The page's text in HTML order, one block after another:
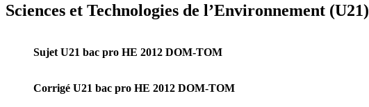
Sciences et Technologies de l’Environnement (U21)
Sujet U21 bac pro HE 2012 DOM-TOM
Corrigé U21 bac pro HE 2012 DOM-TOM